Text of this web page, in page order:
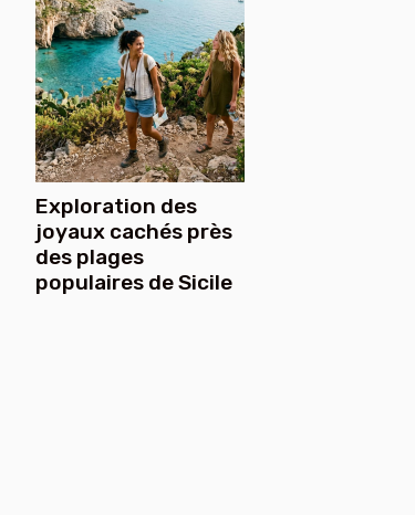
Exploration des
joyaux cachés près
des plages
populaires de Sicile